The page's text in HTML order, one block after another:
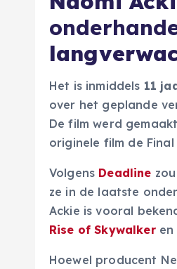
Het is inmiddels 11
over het geplande
De film werd
originele film de
Volgens Deadline
ze in de laatste
Ackie is vooral
Rise of Skywalkeren
Hoewel producent